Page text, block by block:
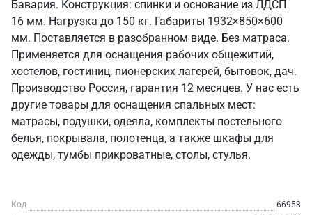
Бавария. Конструкция: спинки и основание из ЛДСП
16 мм. Нагрузка до 150 кг. Габариты 1932×850×600
мм. Поставляется в разобранном виде. Без матраса.
Применяется для оснащения рабочих общежитий,
хостелов, гостиниц, пионерских лагерей, бытовок, дач.
Производство Россия, гарантия 12 месяцев. У нас есть
другие товары для оснащения спальных мест:
матрасы, подушки, одеяла, комплекты постельного
белья, покрывала, полотенца, а также шкафы для
одежды, тумбы прикроватные, столы, стулья.
Код
66958